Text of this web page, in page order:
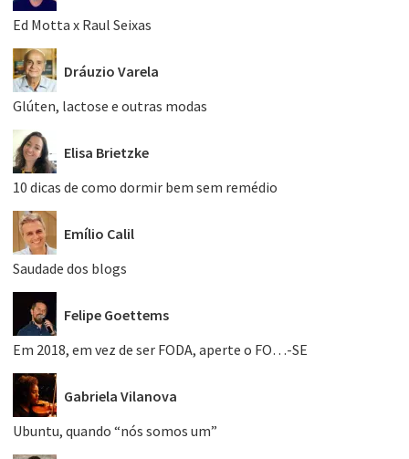
Ed Motta x Raul Seixas
Dráuzio Varela
Glúten, lactose e outras modas
Elisa Brietzke
10 dicas de como dormir bem sem remédio
Emílio Calil
Saudade dos blogs
Felipe Goettems
Em 2018, em vez de ser FODA, aperte o FO…-SE
Gabriela Vilanova
Ubuntu, quando “nós somos um”